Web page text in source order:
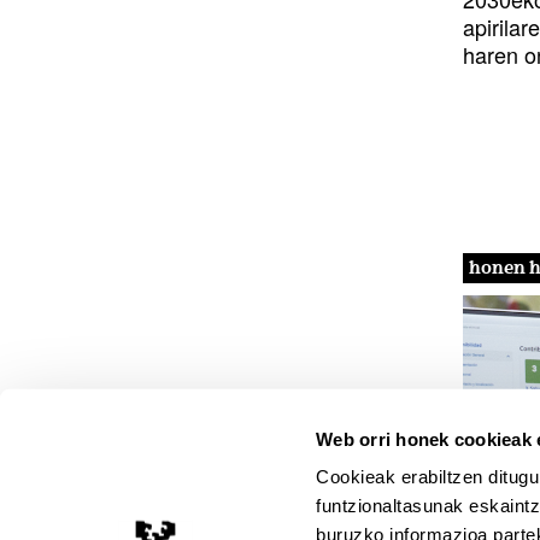
Web orri honek cookieak
Cookieak erabiltzen
funtzionaltasunak
buruzko informazioa
haren
honen